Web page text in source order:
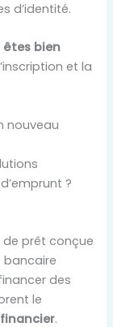
d’identité.
êtes bien
et la
nouveau
?
prêt conçue
bancaire
des
le
.